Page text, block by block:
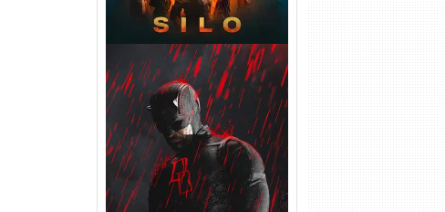
Demolidor: Renascido 2ª
Temporada (2026) WEB-DL
1080p Dual Áudio